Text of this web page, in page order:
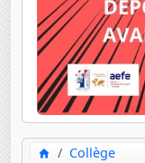
Collège